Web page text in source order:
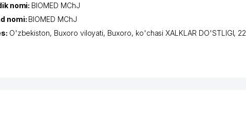
nomi: BIOMED MChJ
nomi: BIOMED MChJ
O'zbekiston, Buxoro viloyati, Buxoro, ko'chasi XALKLAR DO'STLIGI, 22